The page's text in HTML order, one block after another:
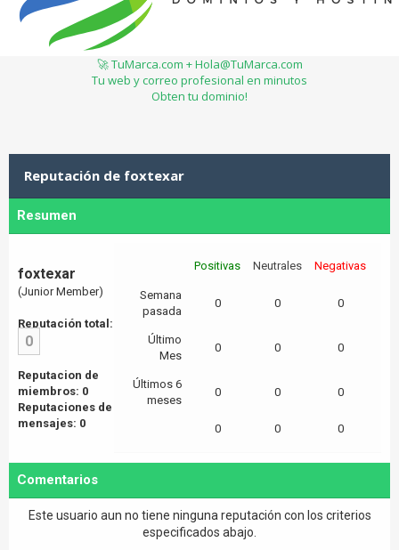
🚀 TuMarca.com + Hola@TuMarca.com
Tu web y correo profesional en minutos
Obten tu dominio!
Reputación de foxtexar
Resumen
foxtexar
(Junior Member)
Reputación total:
0
Reputacion de
miembros: 0
Reputaciones de
mensajes: 0
Positivas Neutrales Negativas
Semana
pasada
0 0 0
Último
Mes
0 0 0
Últimos 6
meses
0 0 0
0 0 0
Comentarios
Este usuario aun no tiene ninguna reputación con los criterios
especificados abajo.